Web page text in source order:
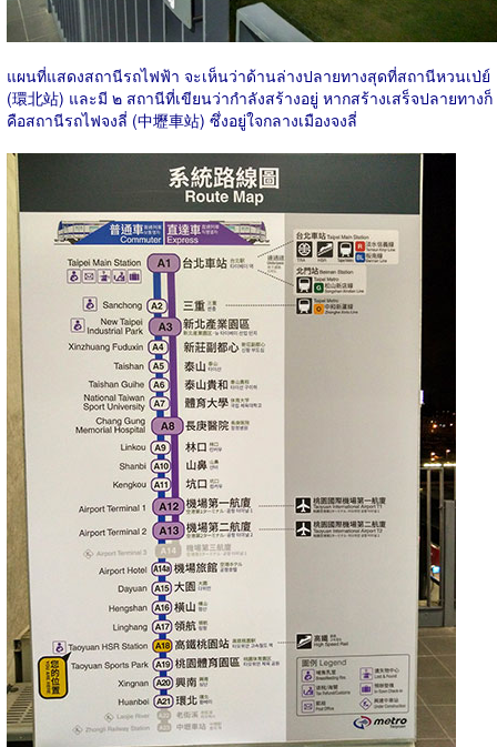
แผนที่แสดงสถานีรถไฟฟ้า จะเห็นว่าด้านล่างปลายทางสุดที่สถานีหวนเป่ย์
(環北站) และมี ๒ สถานีที่เขียนว่ากำลังสร้างอยู่ หากสร้างเสร็จปลายทางก็
คือสถานีรถไฟจงลี่ (中壢車站) ซึ่งอยู่ใจกลางเมืองจงลี่